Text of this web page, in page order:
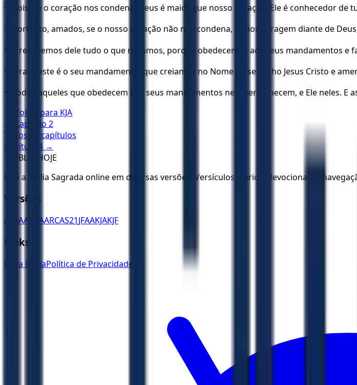
20 pois, se o coração nos condena, Deus é maior que nosso coração; Ele é conhecedor de
21 Portanto, amados, se o nosso coração não nos condena, temos coragem diante de
22 e recebemos dele tudo o que rogamos, porque obedecemos aos seus mandamentos e
23 Ora, e este é o seu mandamento: que creiamos no Nome de seu Filho Jesus Cristo e
24
Todos aqueles que obedecem aos seus mandamentos nele permanecem, e Ele neles.
← Voltar para KJA
← Capítulo 2
Todos os capítulos
Capítulo
4 →
BÍBLIA HOJE
Leia a Bíblia Sagrada online em diversas versões. Versículos diários, devocionais e
Versões
ACFAA ARAARCAS21JFAAKJAKJF
Links
Ler a BíbliaPolítica de Privacidade